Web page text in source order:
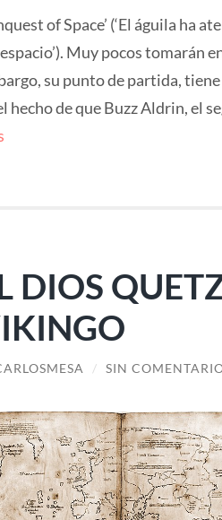
of Space’ (‘El águila ha
Muy pocos tomarán
su punto de partida,
hecho de que Buzz Aldrin, el
DIOS
/ SIN